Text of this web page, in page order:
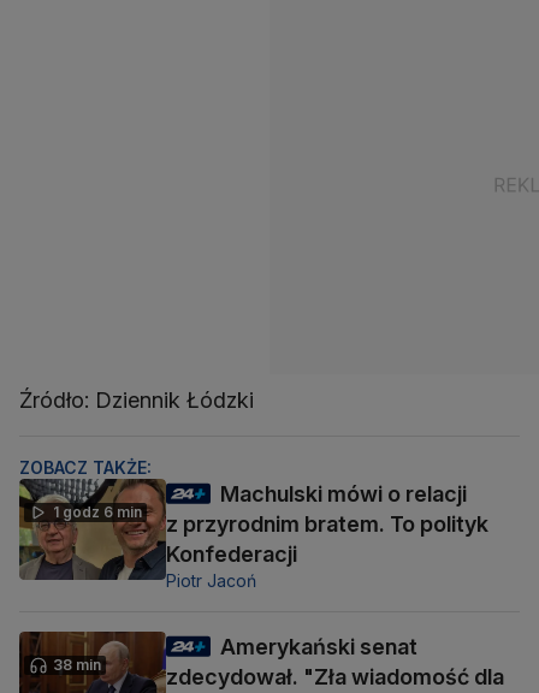
Źródło: Dziennik Łódzki
ZOBACZ TAKŻE:
1 godz 6 min
Machulski mówi o relacji
z przyrodnim bratem. To polityk
Konfederacji
Piotr Jacoń
38 min
Amerykański senat
zdecydował. "Zła wiadomość dla